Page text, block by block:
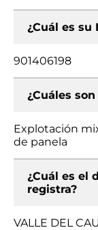
¿Cuál es su
901406198
¿Cuáles
Explotación
de panela
¿Cuál es el
registra?
VALLE DEL